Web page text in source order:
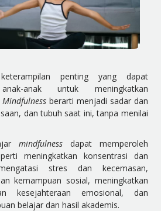
penting yang dapat
anak untuk meningkatkan
Mindfulnessberarti menjadi sadar dan
dan tubuh saat ini, tanpa menilai
mindfulnessdapat memperoleh
meningkatkan konsentrasi dan
stres dan kecemasan,
kemampuan sosial, meningkatkan
kesejahteraan emosional, dan
belajar dan hasil akademis.